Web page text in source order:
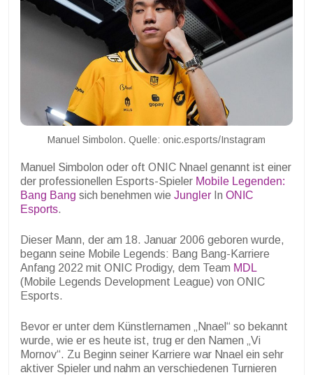
Manuel Simbolon. Quelle: onic.esports/Instagram
Manuel Simbolon oder oft ONIC Nnael genannt ist einer
der professionellen Esports-Spieler Mobile Legenden:
Bang Bang sich benehmen wie Jungler In ONIC
Esports.
Dieser Mann, der am 18. Januar 2006 geboren wurde,
begann seine Mobile Legends: Bang Bang-Karriere
Anfang 2022 mit ONIC Prodigy, dem Team MDL
(Mobile Legends Development League) von ONIC
Esports.
Bevor er unter dem Künstlernamen „Nnael“ so bekannt
wurde, wie er es heute ist, trug er den Namen „Vi
Mornov“. Zu Beginn seiner Karriere war Nnael ein sehr
aktiver Spieler und nahm an verschiedenen Turnieren